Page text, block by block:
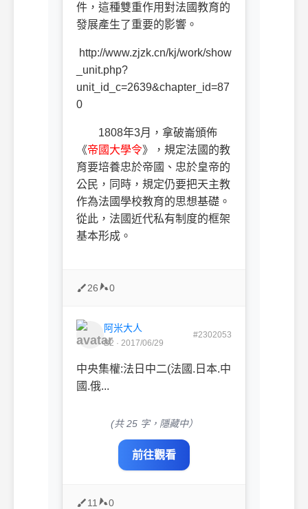
件，這種雙重作用對法國教育的
發展產生了重要的影響。
http://www.zjzk.cn/kj/work/show
_unit.php?
unit_id_c=2639&chapter_id=87
0
1808年3月，拿破崙頒佈
《帝國大學令》，規定法國的教
育要培養忠於帝國、忠於皇帝的
公民，同時，規定仍要把天主教
作為法國學校教育的思想基礎。
從此，法國近代私有制度的框架
基本形成。
26 0
阿米大人
B2 · 2017/06/29
#2302053
中央集權:法日中二(法國.日本.中
國.俄...
(共 25 字，隱藏中）
前往觀看
11 0